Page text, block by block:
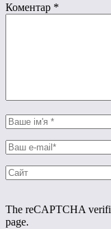
Коментар *
The reCAPTCHA
page.